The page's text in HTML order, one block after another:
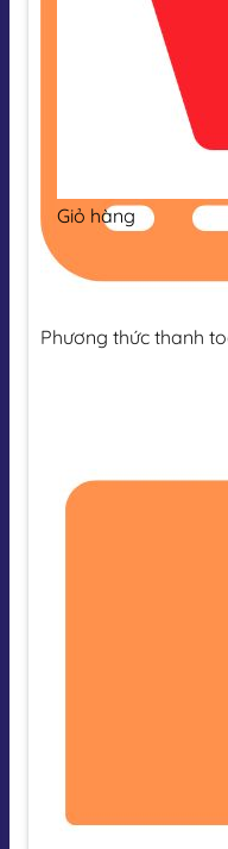
Giỏ hàng
Phương thức thanh